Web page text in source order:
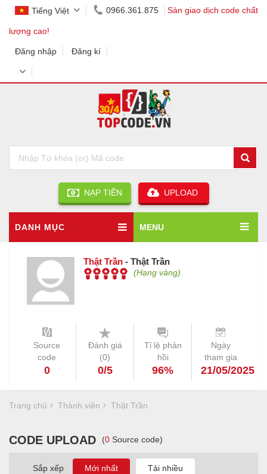
Tiếng Việt 0966.361.875 Sàn giao dịch code chất
lượng cao!
Đăng nhập Đăng kí
NẠP TIỀN UPLOAD
DANH MỤC MENU
Thật Trần - Thật Trần
(Hạng vàng)
Source
code
0
Đánh giá
(0)
0/5
Tỉ lệ phản
hồi
96%
Ngày
tham gia
21/05/2025
Trang chủ Thành viên Thật Trần
CODE UPLOAD (0 Source code)
Sắp xếp